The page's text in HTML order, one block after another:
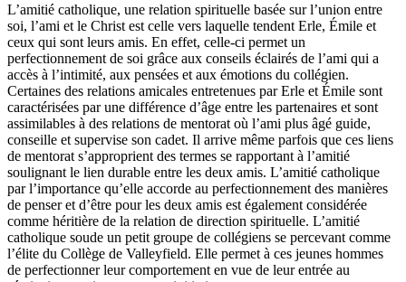
L’amitié catholique, une relation spirituelle basée sur l’union entre
soi, l’ami et le Christ est celle vers laquelle tendent Erle, Émile et
ceux qui sont leurs amis. En effet, celle-ci permet un
perfectionnement de soi grâce aux conseils éclairés de l’ami qui a
accès à l’intimité, aux pensées et aux émotions du collégien.
Certaines des relations amicales entretenues par Erle et Émile sont
caractérisées par une différence d’âge entre les partenaires et sont
assimilables à des relations de mentorat où l’ami plus âgé guide,
conseille et supervise son cadet. Il arrive même parfois que ces liens
de mentorat s’approprient des termes se rapportant à l’amitié
soulignant le lien durable entre les deux amis. L’amitié catholique
par l’importance qu’elle accorde au perfectionnement des manières
de penser et d’être pour les deux amis est également considérée
comme héritière de la relation de direction spirituelle. L’amitié
catholique soude un petit groupe de collégiens se percevant comme
l’élite du Collège de Valleyfield. Elle permet à ces jeunes hommes
de perfectionner leur comportement en vue de leur entrée au